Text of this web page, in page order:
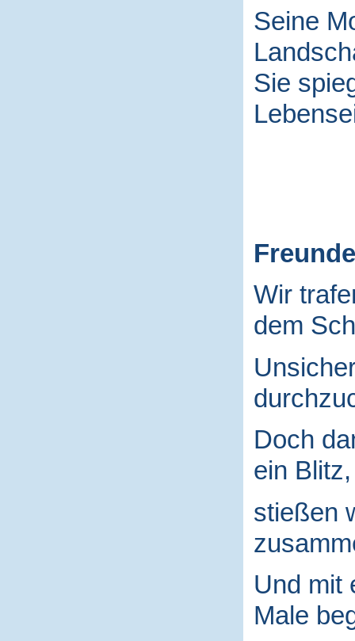
Seine
Sie
Freunde
Wir
dem
Doch
ein Blitz,
stießen
Und mit
Male